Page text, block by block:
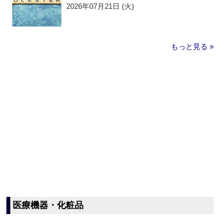
2026年07月21日 (火)
もっと見る »
医療機器・化粧品